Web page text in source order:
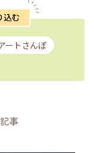
込む
ートさんぽ
事